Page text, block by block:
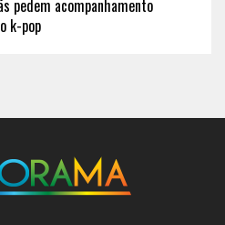
pedem acompanhamento
k-pop